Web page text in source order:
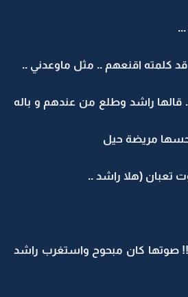
كلمته اقنعهم .. مثل ماوعدني ..
قالها راشد وطلع من عندهم و باله
مريضة حيل
تعبان (هلا راشد ..
صوتها كان مبحوح واستغرب راشد